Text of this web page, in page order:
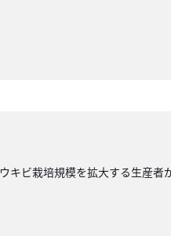
キビ栽培規模を拡大する生産者